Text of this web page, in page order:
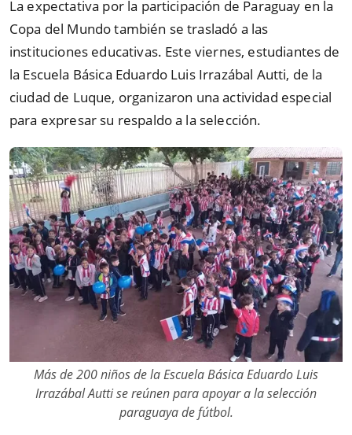
La expectativa por la participación de Paraguay en la
Copa del Mundo también se trasladó a las
instituciones educativas. Este viernes, estudiantes de
la Escuela Básica Eduardo Luis Irrazábal Autti, de la
ciudad de Luque, organizaron una actividad especial
para expresar su respaldo a la selección.
Más de 200 niños de la Escuela Básica Eduardo Luis
Irrazábal Autti se reúnen para apoyar a la selección
paraguaya de fútbol.